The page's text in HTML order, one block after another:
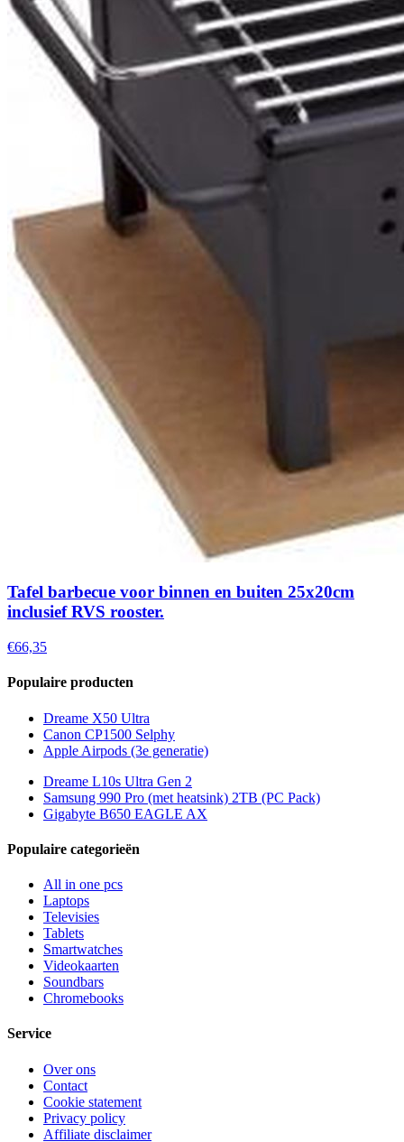
Tafel barbecue voor binnen en buiten 25x20cm
inclusief RVS rooster.
€66,35
Populaire producten
Dreame X50 Ultra
Canon CP1500 Selphy
Apple Airpods (3e generatie)
Dreame L10s Ultra Gen 2
Samsung 990 Pro (met heatsink) 2TB (PC Pack)
Gigabyte B650 EAGLE AX
Populaire categorieën
All in one pcs
Laptops
Televisies
Tablets
Smartwatches
Videokaarten
Soundbars
Chromebooks
Service
Over ons
Contact
Cookie statement
Privacy policy
Affiliate disclaimer